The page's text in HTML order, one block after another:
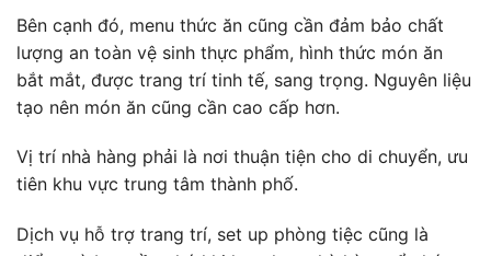
Bên cạnh đó, menu thức ăn cũng cần đảm bảo chất
lượng an toàn vệ sinh thực phẩm, hình thức món ăn
bắt mắt, được trang trí tinh tế, sang trọng. Nguyên liệu
tạo nên món ăn cũng cần cao cấp hơn.
Vị trí nhà hàng phải là nơi thuận tiện cho di chuyển, ưu
tiên khu vực trung tâm thành phố.
Dịch vụ hỗ trợ trang trí, set up phòng tiệc cũng là